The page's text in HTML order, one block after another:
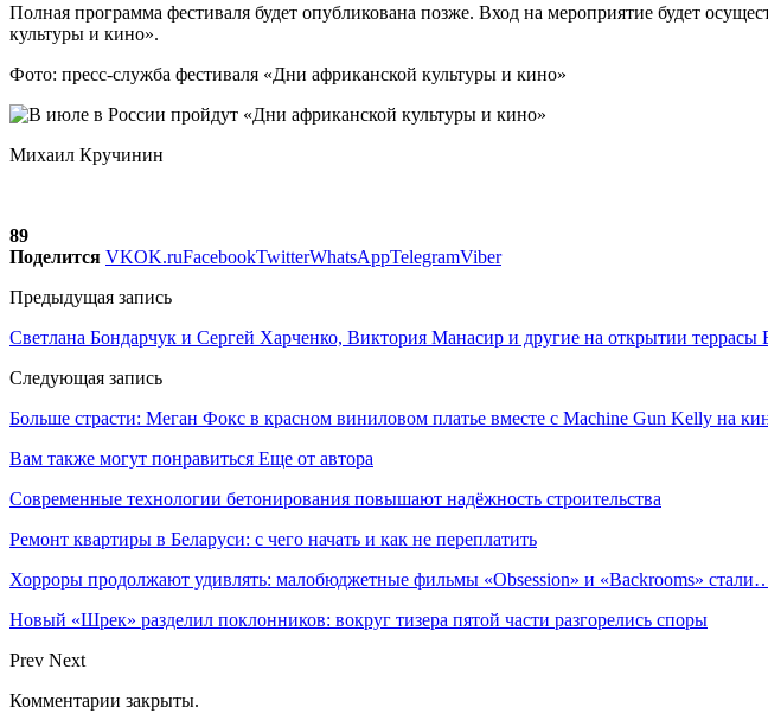
Полная программа фестиваля будет опубликована позже. Вход на мероприятие будет
культуры и кино».
Фото: пресс-служба фестиваля «Дни африканской культуры и кино»
Михаил Кручинин
89
Поделится VKOK.ruFacebookTwitterWhatsAppTelegramViber
Предыдущая запись
Светлана Бондарчук и Сергей Харченко, Виктория Манасир и другие на открытии
Следующая запись
Больше страсти: Меган Фокс в красном виниловом платье вместе с Machine Gun Kelly на
Вам также могут понравиться Еще от автора
Современные технологии бетонирования повышают надёжность строительства
Ремонт квартиры в Беларуси: с чего начать и как не переплатить
Хорроры продолжают удивлять: малобюджетные фильмы «Obsession» и «Backrooms»
Новый «Шрек» разделил поклонников: вокруг тизера пятой части разгорелись споры
Prev Next
Комментарии закрыты.